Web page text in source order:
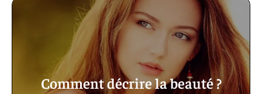
Comment décrire la beauté ?